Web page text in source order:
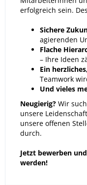
erfolgreich sein.
Sichere
agierenden
Flache
– Ihre Ideen
Ein
Teamwork
Und vieles
Neugierig? Wir
unsere
unsere offenen
durch.
Jetzt bewerben
werden!